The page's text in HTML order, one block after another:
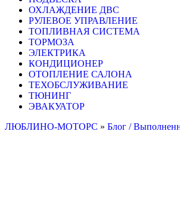
ОХЛАЖДЕНИЕ ДВС
РУЛЕВОЕ УПРАВЛЕНИЕ
ТОПЛИВНАЯ СИСТЕМА
ТОРМОЗА
ЭЛЕКТРИКА
КОНДИЦИОНЕР
ОТОПЛЕНИЕ САЛОНА
ТЕХОБСЛУЖИВАНИЕ
ТЮНИНГ
ЭВАКУАТОР
ЛЮБЛИНО-МОТОРС » Блог /